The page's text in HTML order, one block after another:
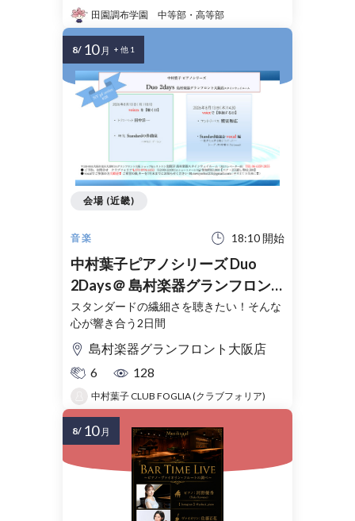
田園調布学園 中等部・高等部
音楽 18:10 開始
中村葉子ピアノシリーズ Duo
2Days＠ 島村楽器グランフロン
ト大阪
スタンダードの繊細さを聴きたい！そんな
心が響き合う2日間
島村楽器グランフロント大阪店
6
128
中村葉子 CLUB FOGLIA (クラブフォリア)
会場 (近畿)
8/ 10 月 + 他 1
8/ 10 月